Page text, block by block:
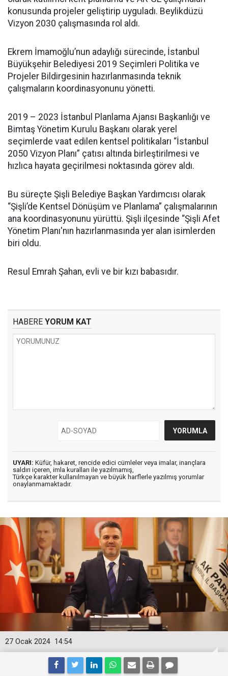
konusunda projeler geliştirip uyguladı. Beylikdüzü
Vizyon 2030 çalışmasında rol aldı.
Ekrem İmamoğlu’nun adaylığı sürecinde, İstanbul
Büyükşehir Belediyesi 2019 Seçimleri Politika ve
Projeler Bildirgesinin hazırlanmasında teknik
çalışmaların koordinasyonunu yönetti.
2019 – 2023 İstanbul Planlama Ajansı Başkanlığı ve
Bimtaş Yönetim Kurulu Başkanı olarak yerel
seçimlerde vaat edilen kentsel politikaları “İstanbul
2050 Vizyon Planı” çatısı altında birleştirilmesi ve
hızlıca hayata geçirilmesi noktasında görev aldı.
Bu süreçte Şişli Belediye Başkan Yardımcısı olarak
“Şişli’de Kentsel Dönüşüm ve Planlama” çalışmalarının
ana koordinasyonunu yürüttü. Şişli ilçesinde “Şişli Afet
Yönetim Planı'nın hazırlanmasında yer alan isimlerden
biri oldu.
Resul Emrah Şahan, evli ve bir kızı babasıdır.
HABERE YORUM KAT
UYARI: Küfür, hakaret, rencide edici cümleler veya imalar, inançlara
saldırı içeren, imla kuralları ile yazılmamış,
Türkçe karakter kullanılmayan ve büyük harflerle yazılmış yorumlar
onaylanmamaktadır.
14:54
27 Ocak 2024